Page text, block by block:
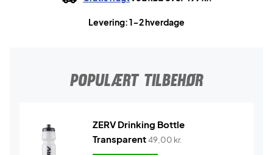
Levering: 1-2 hverdage
POPULÆRT TILBEHØR
ZERV Drinking Bottle
Transparent49,00 kr.